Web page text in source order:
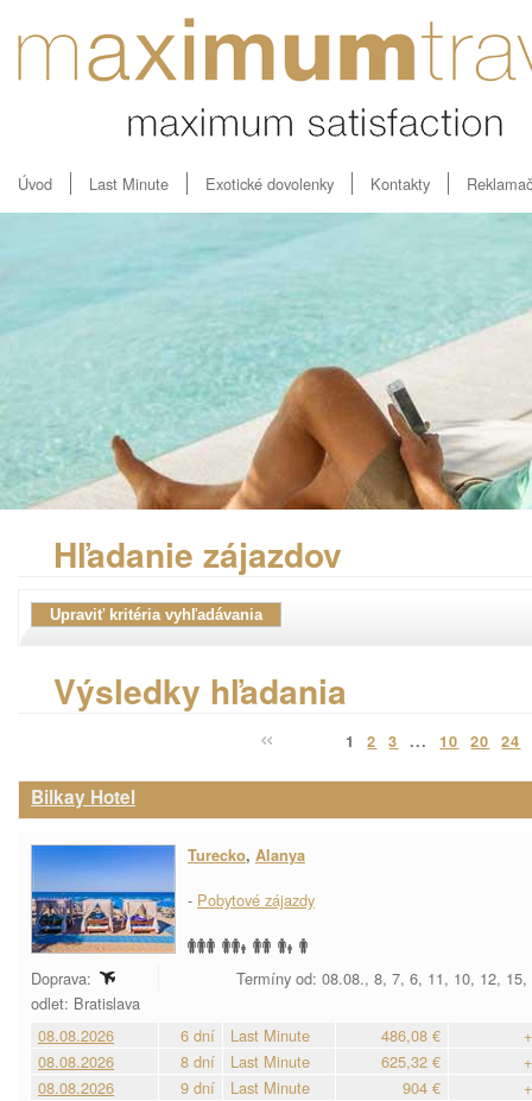
Úvod Last Minute Exotické dovolenky Kontakty
Hľadanie zájazdov
Výsledky hľadania
1 2 3 ... 10 20 24
Bilkay Hotel
Turecko, Alanya
- Pobytové zájazdy
Doprava:
Termíny od: 08.08., 8, 7, 6, 11, 10, 12,
odlet: Bratislava
08.08.2026
6 dní Last Minute 486,08 €
08.08.2026
8 dní Last Minute 625,32 €
08.08.2026
9 dní Last Minute 904 €